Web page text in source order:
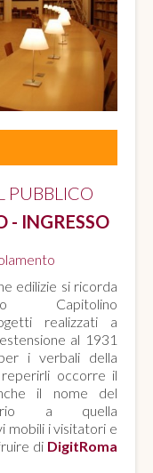
PUBBLICO
- INGRESSO
edilizie si ricorda
Capitolino
realizzati a
al 1931
i verbali della
occorre il
il nome del
a quella
mobili i visitatori e
di DigitRoma